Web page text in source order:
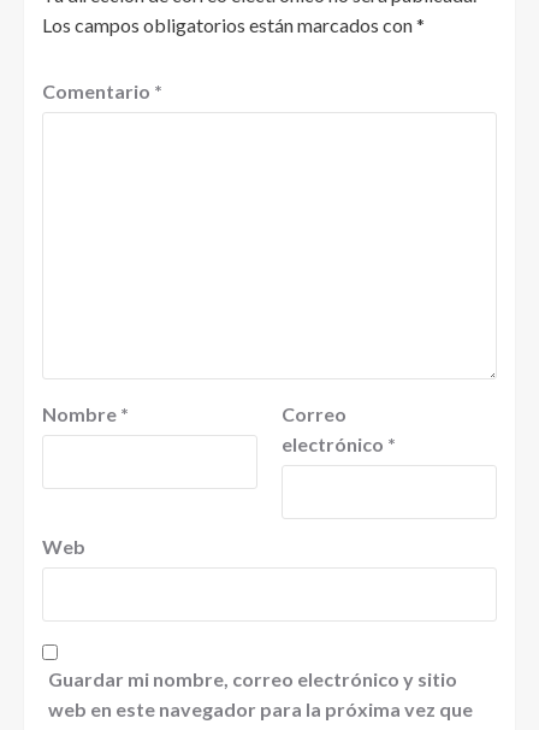
Los campos obligatorios están marcados con*
Comentario *
Nombre *
Correo
electrónico *
Web
Guardar mi nombre, correo electrónico y sitio
web en este navegador para la próxima vez que